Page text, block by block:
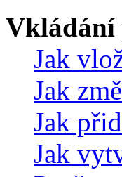
Vkládání
Jak
Jak
Jak
Jak